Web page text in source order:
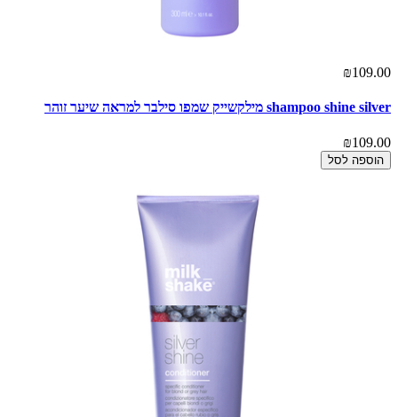
₪109.00
shampoo shine silver מילקשייק שמפו סילבר למראה שיער זוהר
₪109.00
הוספה לסל